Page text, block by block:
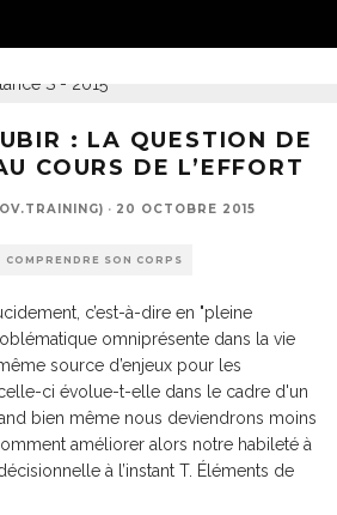
: LA QUESTION DE
COURS DE L’EFFORT
· 20 OCTOBRE 2015
COMPRENDRE SON CORPS
c’est-à-dire en "pleine
omniprésente dans la vie
source d’enjeux pour les
ci évolue-t-elle dans le cadre d'un
bien même nous deviendrons moins
améliorer alors notre habileté à
à l’instant T. Éléments de